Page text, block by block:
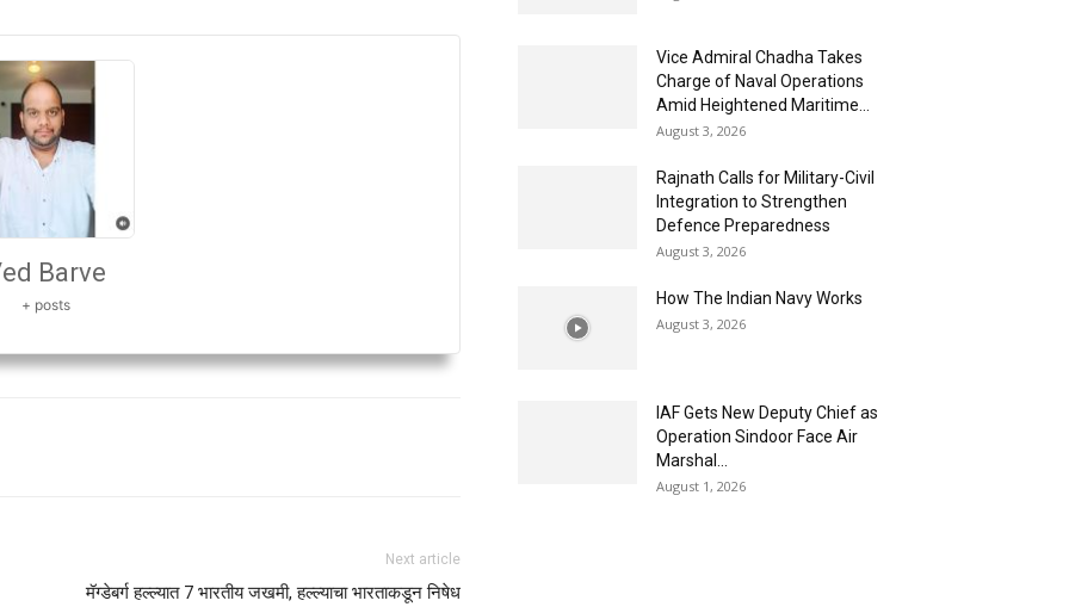
Barve
+ posts
Next article
मॅग्डेबर्ग हल्ल्यात 7 भारतीय जखमी, हल्ल्याचा भारताकडून निषेध
Vice Admiral Chadha Takes
Charge of Naval Operations
Amid Heightened Maritime...
August 3, 2026
Rajnath Calls for Military-Civil
Integration to Strengthen
Defence Preparedness
August 3, 2026
How The Indian Navy Works
August 3, 2026
IAF Gets New Deputy Chief as
Operation Sindoor Face Air
Marshal...
August 1, 2026